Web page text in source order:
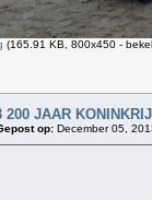
(165.91 KB, 800x450 -
200 JAAR
op: December 05,